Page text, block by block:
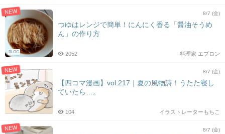
NEW
BLOG
8/7 (金)
つゆはレンジで簡単！にんにく香る「醤油そうめ
ん」の作り方
料理家 エプロン
2052
NEW 8/7 (金)
【四コマ漫画】vol.217｜夏の風物詩！うたた寝し
ていたら…。
イラストレーターもちこ
104
NEW 8/7 (金)